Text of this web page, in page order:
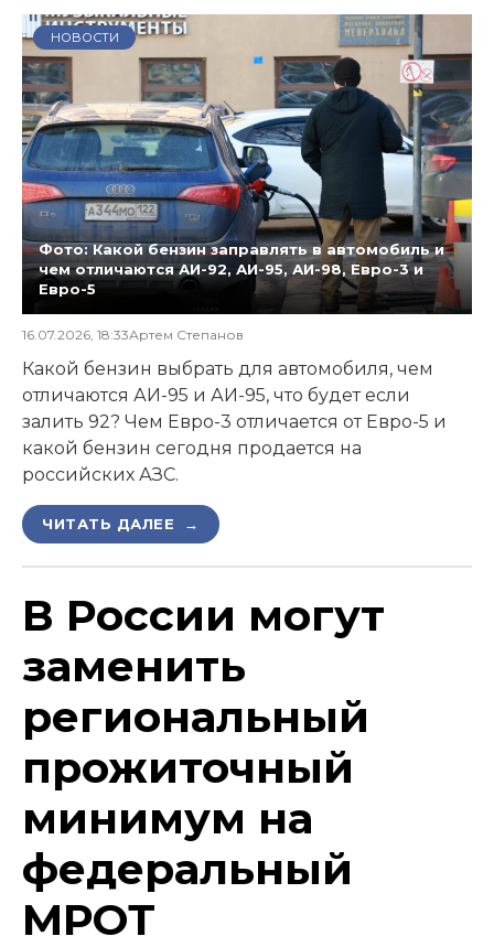
НОВОСТИ
Фото: Какой бензин заправлять в автомобиль и
чем отличаются АИ-92, АИ-95, АИ-98, Евро-3 и
Евро-5
16.07.2026, 18:33Артем Степанов
Какой бензин выбрать для автомобиля, чем
отличаются АИ-95 и АИ-95, что будет если
залить 92? Чем Евро-3 отличается от Евро-5 и
какой бензин сегодня продается на
российских АЗС.
ЧИТАТЬ ДАЛЕЕ →
В России могут
заменить
региональный
прожиточный
минимум на
федеральный
МРОТ